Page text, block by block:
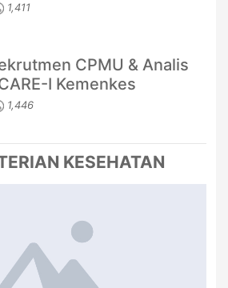
1,411
CPMU & Analis
I Kemenkes
1,446
KESEHATAN